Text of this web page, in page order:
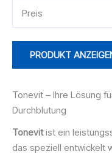
Preis
PRODUKT
Tonevit – Ihre Lösung
Durchblutung
Tonevitist ein
das speziell entwickelt